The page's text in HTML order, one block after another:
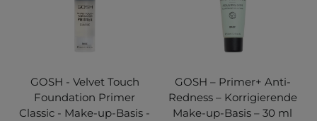
GOSH - Velvet Touch
Foundation Primer
Classic - Make-up-Basis -
GOSH – Primer+ Anti-
Redness – Korrigierende
Make-up-Basis – 30 ml